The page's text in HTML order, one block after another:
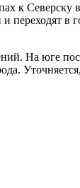
к Северску
переходят в
На юге